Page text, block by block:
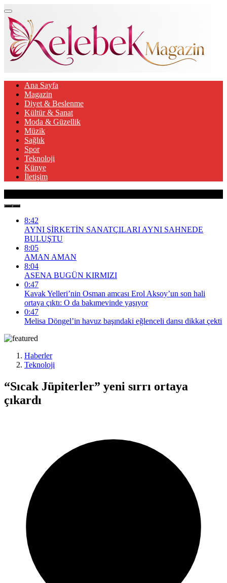
Ana Sayfa
Magazin
Diyet & Beslenme
Kültür & Sanat
Moda & Güzellik
Müzik
Sağlık
Spor
Teknoloji
Künye
İletişim
8:42
AYNI ŞİRKETİN SANATÇILARI AYNI SAHNEDE
BULUŞTU
8:05
AMAN AMAN
8:04
ASENA BUGÜN KIRMIZI
0:47
Kavak Yelleri’nin Osman amcası Erol Aksoy’un son hali
ortaya çıktı: O da bakımevinde yaşıyor
0:47
Melisa Döngel’in havuz başındaki eğlenceli dansı dikkat çekti
Haberler
Teknoloji
“Sıcak Jüpiterler” yeni sırrı ortaya
çıkardı